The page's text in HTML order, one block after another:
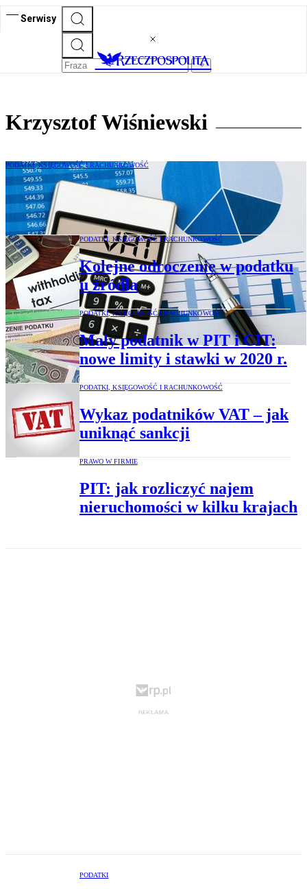
Serwisy
Krzysztof Wiśniewski
PODATKI, KSIĘGOWOŚĆ I RACHUNKOWOŚĆ
Dokumentowanie Wewnątrzwspólnotowej
Dostawy Towarów bez obaw
PODATKI, KSIĘGOWOŚĆ I RACHUNKOWOŚĆ
Kolejne odroczenie w podatku
u źródła
PODATKI, KSIĘGOWOŚĆ I RACHUNKOWOŚĆ
Mały podatnik w PIT i CIT:
nowe limity i stawki w 2020 r.
PODATKI, KSIĘGOWOŚĆ I RACHUNKOWOŚĆ
Wykaz podatników VAT – jak
uniknąć sankcji
PRAWO W FIRMIE
PIT: jak rozliczyć najem
nieruchomości w kilku krajach
PODATKI